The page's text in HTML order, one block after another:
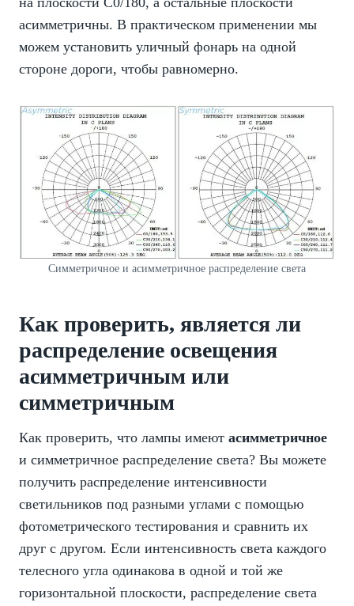
асимметричны. В практическом применении мы
можем установить уличный фонарь на одной
стороне дороги, чтобы равномерно.
Симметричное и асимметричное распределение света
Как проверить, является ли
распределение освещения
асимметричным или
симметричным
Как проверить, что лампы имеют асимметричное
и симметричное распределение света? Вы можете
получить распределение интенсивности
светильников под разными углами с помощью
фотометрического тестирования и сравнить их
друг с другом. Если интенсивность света каждого
телесного угла одинакова в одной и той же
горизонтальной плоскости, распределение света